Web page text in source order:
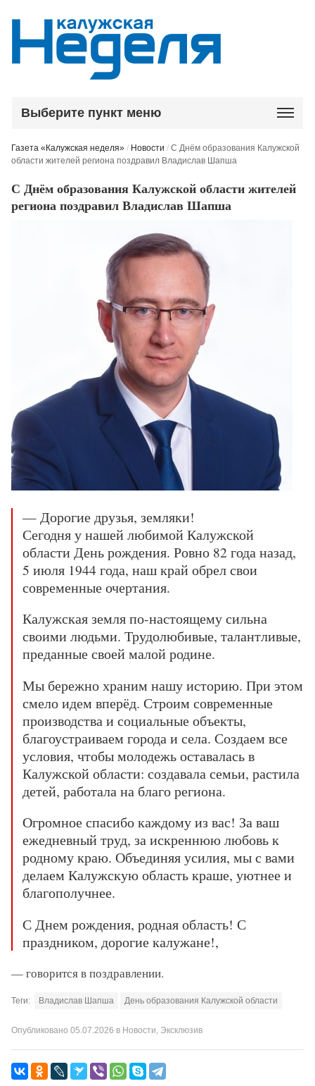
Выберите пункт меню
Газета «Калужская неделя» / Новости /С Днём образования Калужской
области жителей региона поздравил Владислав Шапша
С Днём образования Калужской области жителей
региона поздравил Владислав Шапша
— Дорогие друзья, земляки!
Сегодня у нашей любимой Калужской
области День рождения. Ровно 82 года назад,
5 июля 1944 года, наш край обрел свои
современные очертания.
Калужская земля по-настоящему сильна
своими людьми. Трудолюбивые, талантливые,
преданные своей малой родине.
Мы бережно храним нашу историю. При этом
смело идем вперёд. Строим современные
производства и социальные объекты,
благоустраиваем города и села. Создаем все
условия, чтобы молодежь оставалась в
Калужской области: создавала семьи, растила
детей, работала на благо региона.
Огромное спасибо каждому из вас! За ваш
ежедневный труд, за искреннюю любовь к
родному краю. Объединяя усилия, мы с вами
делаем Калужскую область краше, уютнее и
благополучнее.
С Днем рождения, родная область! С
праздником, дорогие калужане!,
— говорится в поздравлении.
Теги: Владислав Шапша День образования Калужской области
Опубликовано 05.07.2026 в Новости Эксклюзив